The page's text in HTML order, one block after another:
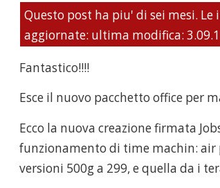
Questo post ha piu' di sei mesi.
aggiornate: ultima modifica:
Fantastico!!!!
Esce il nuovo pacchetto office per
Ecco la nuova creazione firmata
funzionamento di time machin: air
versioni 500g a 299, e quella da i